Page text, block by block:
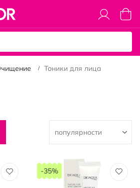
Моя
Тоники для лица
-35%